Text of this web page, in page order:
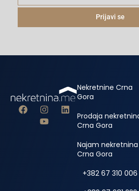
Prijavi se
Nekretnine Crna
Gora
Prodaja
Crna Gora
Najam nekretnina
Crna Gora
+382 67 310 006